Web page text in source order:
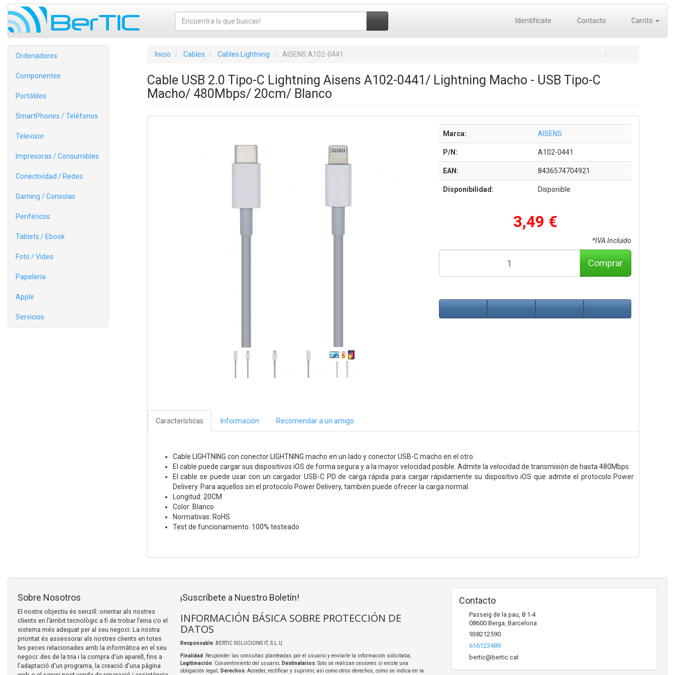
Identifícate Contacto Carrito
Ordenadores
Componentes
Portátiles
SmartPhones / Teléfonos
Televisor
Impresoras / Consumibles
Conectividad / Redes
Gaming / Consolas
Periféricos
Tablets / Ebook
Foto / Video
Papelería
Apple
Servicios
Inicio Cables Cables Lightning AISENS A102-0441
Cable USB 2.0 Tipo-C Lightning Aisens A102-0441/ Lightning Macho - USB Tipo-C
Macho/ 480Mbps/ 20cm/ Blanco
Marca: AISENS
P/N: A102-0441
EAN: 8436574704921
Disponibilidad: Disponible
3,49 €
*IVA Incluido
Comprar
Características Información Recomendar a un amigo
Cable LIGHTNING con conector LIGHTNING macho en un lado y conector USB-C macho en el otro.
El cable puede cargar sus dispositivos iOS de forma segura y a la mayor velocidad posible. Admite la velocidad de transmisión de hasta 480Mbps.
El cable se puede usar con un cargador USB-C PD de carga rápida para cargar rápidamente su dispositivo iOS que admite el protocolo Power
Delivery. Para aquellos sin el protocolo Power Delivery, también puede ofrecer la carga normal.
Longitud: 20CM
Color: Blanco
Normativas: RoHS
Test de funcionamiento: 100% testeado
Sobre Nosotros
El nostre objectiu és senzill: orientar als nostres
clients en l’àmbit tecnològic a fi de trobar l’eina i/o el
sistema més adequat per al seu negoci. La nostra
prioritat és assessorar als nostres clients en totes
les peces relacionades amb la informàtica en el seu
negoci: des de la tria i la compra d'un aparell, fins a
l'adaptació d'un programa, la creació d'una pàgina
¡Suscríbete a Nuestro Boletín!
INFORMACIÓN BÁSICA SOBRE PROTECCIÓN DE
DATOS
Responsable: BERTIC SOLUCIONS IT, S.L.U.
Finalidad: Responder las consultas planteadas por el usuario y enviarle la información solicitada;
Legitimación: Consentimiento del usuario; Destinatarios: Solo se realizan cesiones si existe una
obligación legal; Derechos: Acceder, rectificar y suprimir, así como otros derechos, como se indica en la
Contacto
Passeig de la pau, 8 1-4
08600 Berga, Barcelona
938212590
616123489
bertic@bertic.cat